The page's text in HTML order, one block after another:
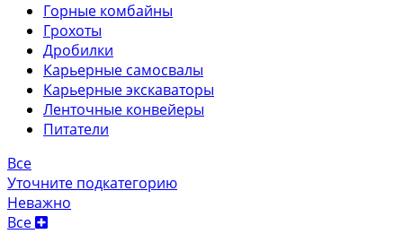
Горные комбайны
Грохоты
Дробилки
Карьерные самосвалы
Карьерные экскаваторы
Ленточные конвейеры
Питатели
Все
Уточните подкатегорию
Неважно
Все